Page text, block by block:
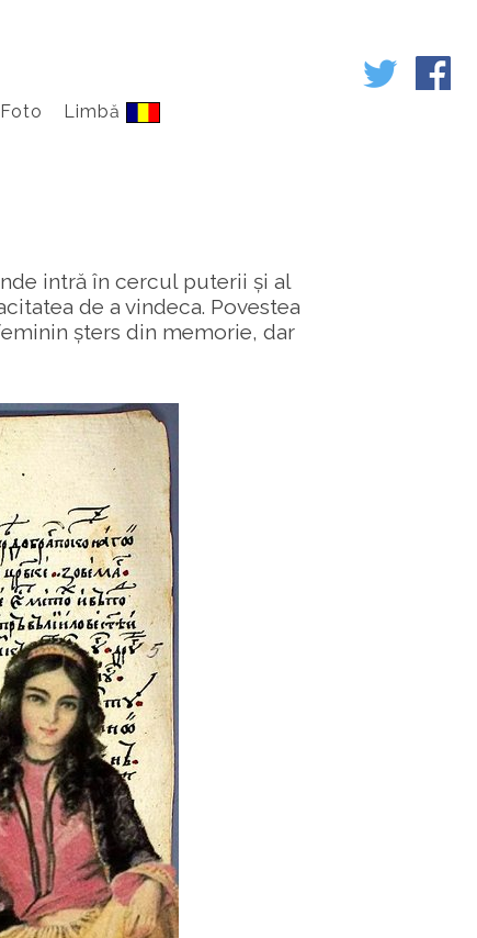
Foto Limbă
intră în cercul puterii și al
de a vindeca. Povestea
șters din memorie, dar